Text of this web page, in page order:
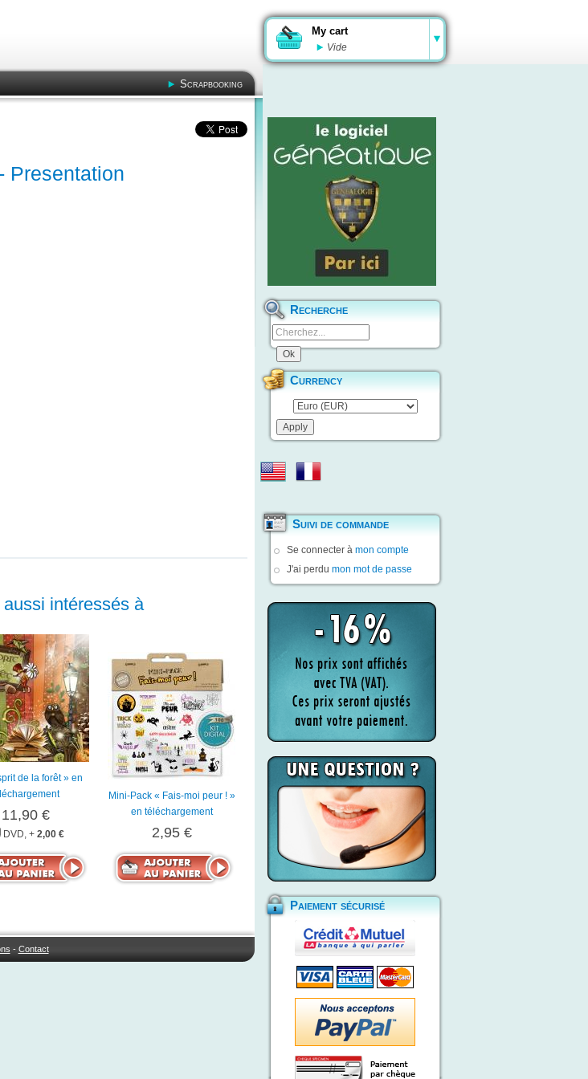
My cart
Vide
Scrapbooking
Presentation
intéressés à
de la forêt » en
11,90 €
DVD, + 2,00 €
Mini-Pack « Fais-moi peur ! »
en téléchargement
2,95 €
- Contact
Recherche
Currency
Suivi de commande
Se connecter à mon compte
J'ai perdu mon mot de passe
Paiement sécurisé